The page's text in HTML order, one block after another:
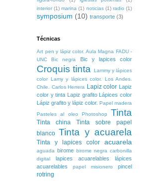
interior (1) marina (1) noticias (1) radio (1)
symposium (10) transporte (3)
Técnicas
Art pen y lápiz color. Aula Magna FADU -
UNC
Bic negra Bic y lapices color
Croquis tinta
Lammy y lápices
color
Lamy y lápices color. Los Andes.
Chile. Carlos Herrera Lapiz color
Lapiz
color y tinta
Lapiz grafito
Lápices color
Lápiz grafito y lápiz color. Papel madera
Pasteles al oleo
Photoshop Tinta
Tinta china
Tinta sobre papel
blanco Tinta y acuarela
Tinta y lapices color acuarela
aguada birome birome negra carbonilla
digital
lapices acuarelables
lápices
acuarelables
papel misionero pincel
rotring